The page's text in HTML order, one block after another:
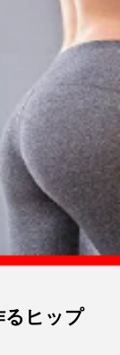
るヒップ